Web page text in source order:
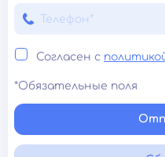
Согласен с
*Обязательные поля